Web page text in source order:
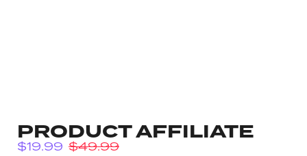
PRODUCT AFFILIATE
$49.99
$19.99